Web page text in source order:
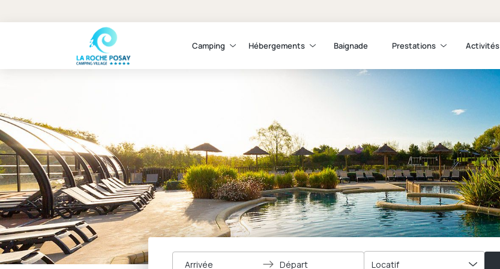
Camping Hébergements Baignade Prestations Activités
Arrivée Départ Locatif